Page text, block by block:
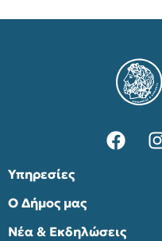
Υπηρεσίες
Ο Δήμος μας
Νέα & Εκδηλώσεις